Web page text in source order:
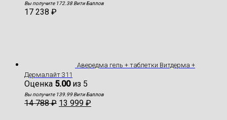
Вы получите 172.38 Вити Баллов
17 238 ₽
Авередма гель + таблетки Витдерма +
Дермалайт 311
Оценка 5.00из 5
Вы получите 139.99 Вити Баллов
14 788₽ 13 999 ₽